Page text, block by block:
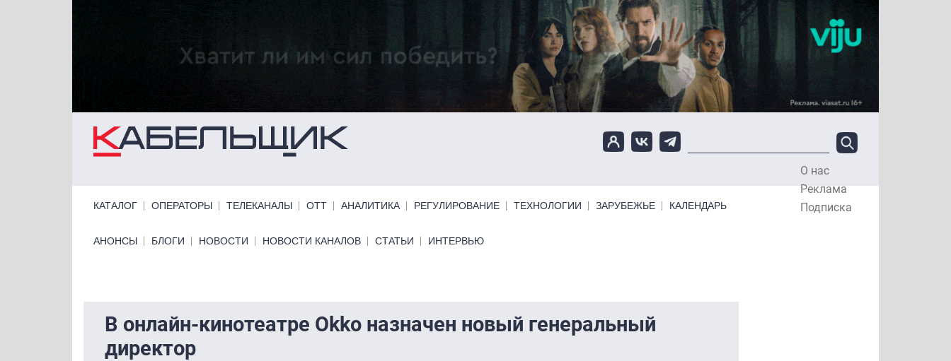
О нас
Реклама
Подписка
КАТАЛОГ ОПЕРАТОРЫ ТЕЛЕКАНАЛЫ ОТТ АНАЛИТИКА РЕГУЛИРОВАНИЕ ТЕХНОЛОГИИ ЗАРУБЕЖЬЕ КАЛЕНДАРЬ
Primary links bottom
АНОНСЫ БЛОГИ НОВОСТИ НОВОСТИ КАНАЛОВ СТАТЬИ ИНТЕРВЬЮ
В онлайн-кинотеатре Okko назначен новый генеральный
директор